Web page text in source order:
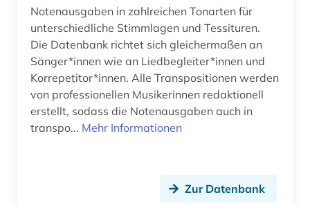
hispanistik (1)
hochschulschriften (1)
hofkapellmeister (1)
human-computer interface (1)
Notenausgaben in zahlreichen Tonarten für
unterschiedliche Stimmlagen und Tessituren.
Die Datenbank richtet sich gleichermaßen an
Sänger*innen wie an Liedbegleiter*innen und
Korrepetitor*innen. Alle Transpositionen werden
von professionellen Musikerinnen redaktionell
erstellt, sodass die Notenausgaben auch in
transpo... Mehr Informationen
Zur Datenbank